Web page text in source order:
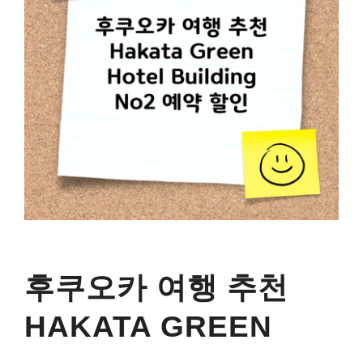
후쿠오카 여행 추천
HAKATA GREEN